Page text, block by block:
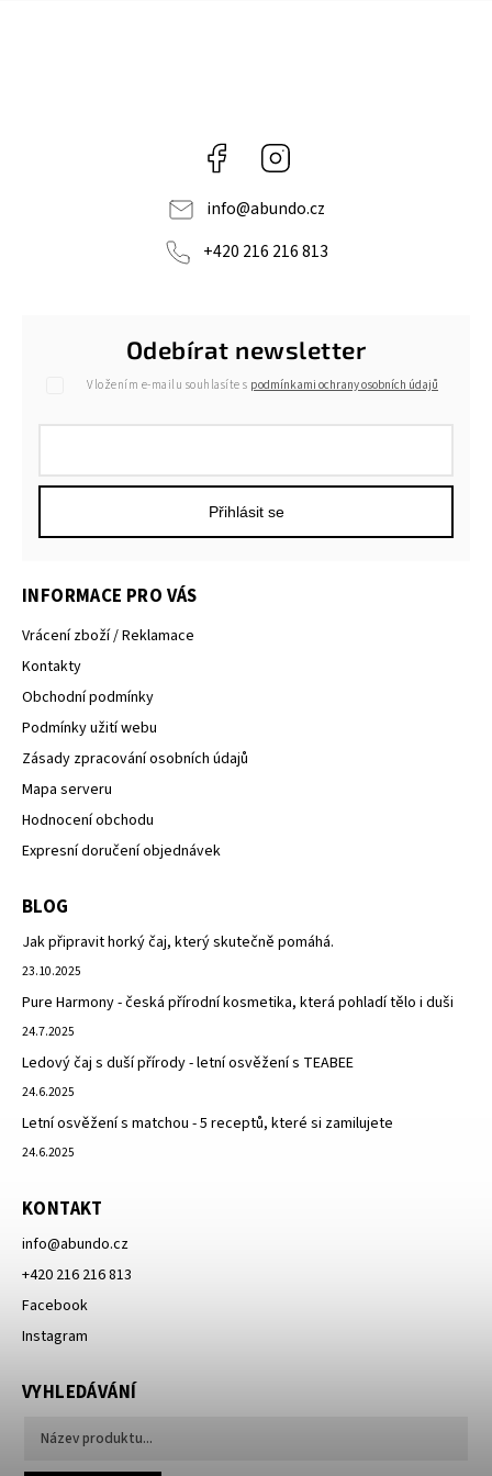
Facebook
info@abundo.cz
+420 216 216 813
INFORMACE PRO VÁS
Vrácení zboží / Reklamace
Kontakty
Obchodní podmínky
Podmínky užití webu
Zásady zpracování osobních údajů
Mapa serveru
Hodnocení obchodu
Expresní doručení objednávek
Odebírat newsletter
Vložením e-mailu souhlasíte s podmínkami ochrany osobních údajů
Přihlásit se
BLOG
Jak připravit horký čaj, který skutečně pomáhá.
23.10.2025
Pure Harmony - česká přírodní kosmetika, která pohladí tělo i duši
24.7.2025
Ledový čaj s duší přírody - letní osvěžení s TEABEE
24.6.2025
Letní osvěžení s matchou - 5 receptů, které si zamilujete
24.6.2025
KONTAKT
info@abundo.cz
+420 216 216 813
Facebook
Instagram
VYHLEDÁVÁNÍ